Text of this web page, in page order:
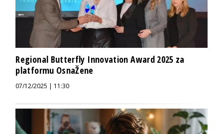
Regional Butterfly Innovation Award 2025 za
platformu OsnaŽene
07/12/2025 | 11:30